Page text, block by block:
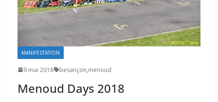
MANIFESTATION
9 mai 2018 besançon,menoud
Menoud Days 2018